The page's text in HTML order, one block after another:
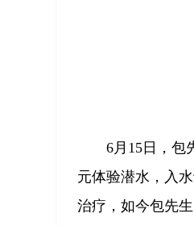
6月15日，包
元体验潜水，入
治疗，如今包先